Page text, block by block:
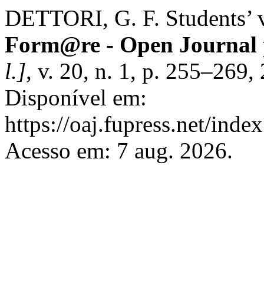
DETTORI, G. F. Students’
Form@re - Open
l.], v. 20, n. 1, p.
Disponível em:
https://oaj.fupress.net/
Acesso em: 7 aug. 2026.